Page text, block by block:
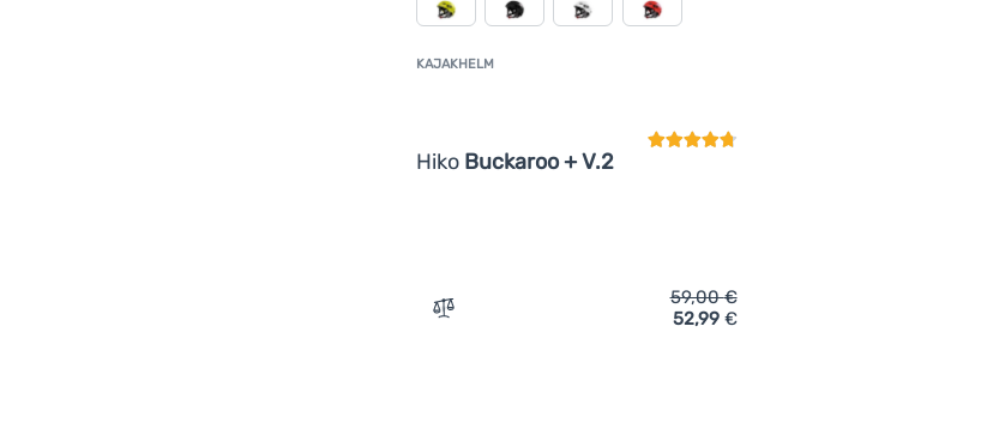
KAJAKHELM
Hiko Buckaroo + V.2
Zum Vergleich 'Kajakhelm Hiko Buckaroo + V.2' hinzufügen
59,00€
52,99 €